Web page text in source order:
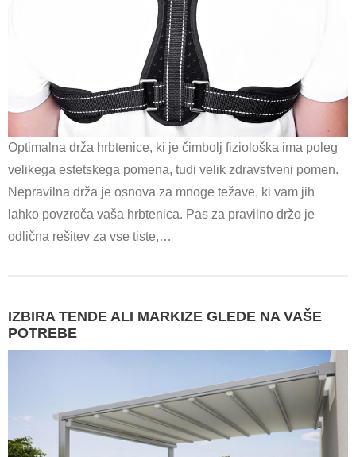
Optimalna drža hrbtenice, ki je čimbolj fiziološka ima poleg
velikega estetskega pomena, tudi velik zdravstveni pomen.
Nepravilna drža je osnova za mnoge težave, ki vam jih
lahko povzroča vaša hrbtenica. Pas za pravilno držo je
odlična rešitev za vse tiste,…
IZBIRA TENDE ALI MARKIZE GLEDE NA VAŠE
POTREBE